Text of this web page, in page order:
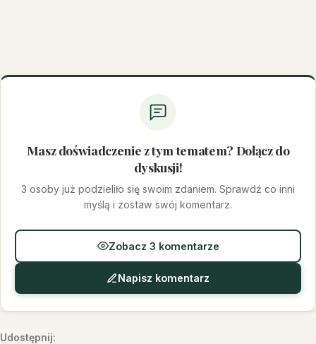
Masz doświadczenie z tym tematem? Dołącz do
dyskusji!
3 osoby już podzieliło się swoim zdaniem. Sprawdź co inni
myślą i zostaw swój komentarz.
Zobacz 3 komentarze
Napisz komentarz
Udostępnij: